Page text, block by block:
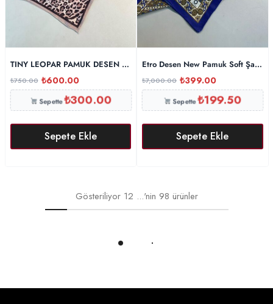
TINY LEOPAR PAMUK DESEN ŞAL-6202616-LATTE
₺750.00 ₺600.00
Sepette₺300.00
Sepete Ekle
Etro Desen New Pamuk Soft Şal
₺7,000.00 ₺399.00
Sepette₺199.50
Sepete Ekle
Gösteriliyor12 ...'nin 98 ürünler
Daha Fazlasını Yükle